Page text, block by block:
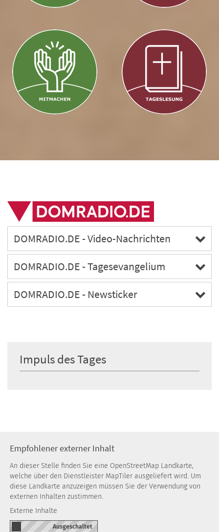
DOMRADIO.DE - Video-Nachrichten
DOMRADIO.DE - Tagesevangelium
DOMRADIO.DE - Newsticker
Impuls des Tages
Empfohlener externer Inhalt
An dieser Stelle finden Sie eine OpenStreetMap Landkarte,
welche über den Dienstleister MapTiler ausgeliefert wird. Um
diese Landkarte anzuzeigen müssen Sie der Verwendung von
externen Inhalten zustimmen.
Externe Inhalte